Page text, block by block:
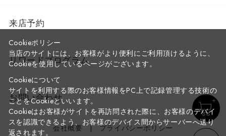
来店予約
リワードプログラム
お問い合わせ
会社概要 プライバシーポリシー
Cookieポリシー
当店のサイトには、お客様がより便利にご利用頂けるように、
Cookieを使用しているページがございます。
Cookieについて
サイトを利用する際のお客様情報をPC上で記録管理する技術の
ことをCookieといいます。
Cookieはお客様がサイトを再訪問された際に、お客様のデバイ
スを認識できるよう、お客様のデバイス間からサーバーへ送り
返されます。